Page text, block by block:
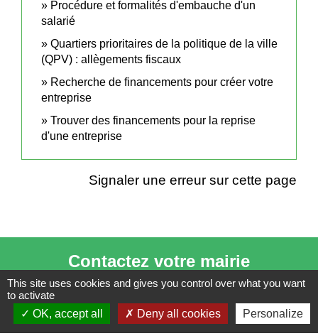
Procédure et formalités d'embauche d'un
salarié
Quartiers prioritaires de la politique de la ville
(QPV) : allègements fiscaux
Recherche de financements pour créer votre
entreprise
Trouver des financements pour la reprise
d'une entreprise
Signaler une erreur sur cette page
Contactez votre mairie
Commune de Campeaux
5, rue de Formerie
60220 Campeaux - FRANCE
This site uses cookies and gives you control over what you want
to activate
OK, accept all
Deny all cookies Personalize